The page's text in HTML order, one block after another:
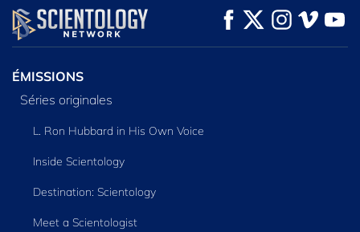
REGARDER REGARDER
DÉCOUVRIR LES
SÉRIES
ÉMISSIONS
Séries originales
L. Ron Hubbard in His Own Voice
Inside Scientology
Destination: Scientology
Meet a Scientologist